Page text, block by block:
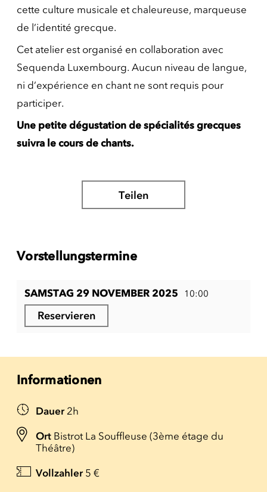
cette culture musicale et chaleureuse, marqueuse
de l’identité grecque.
Cet atelier est organisé en collaboration avec
Sequenda Luxembourg. Aucun niveau de langue,
ni d’expérience en chant ne sont requis pour
participer.
Une petite dégustation de spécialités grecques
suivra le cours de chants.
Teilen
Vorstellungstermine
SAMSTAG 29 NOVEMBER 2025 10:00
Reservieren
Informationen
Dauer 2h
Ort Bistrot La Souffleuse (3ème étage du
Théâtre)
Vollzahler 5 €